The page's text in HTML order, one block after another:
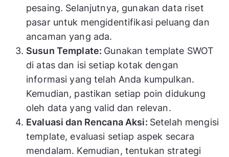
pesaing. Selanjutnya, gunakan data riset
pasar untuk mengidentifikasi peluang dan
ancaman yang ada.
Susun Template: Gunakan template SWOT
di atas dan isi setiap kotak dengan
informasi yang telah Anda kumpulkan.
Kemudian, pastikan setiap poin didukung
oleh data yang valid dan relevan.
Evaluasi dan Rencana Aksi: Setelah mengisi
template, evaluasi setiap aspek secara
mendalam. Kemudian, tentukan strategi